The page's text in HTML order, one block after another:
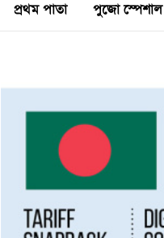
প্রথম পাতা পুজো স্পেশাল